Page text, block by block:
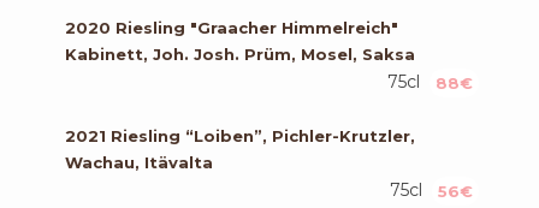
2020 Riesling "Graacher Himmelreich"
Kabinett, Joh. Josh. Prüm, Mosel, Saksa
88€
75cl
2021 Riesling “Loiben”, Pichler-Krutzler,
Wachau, Itävalta
56€
75cl